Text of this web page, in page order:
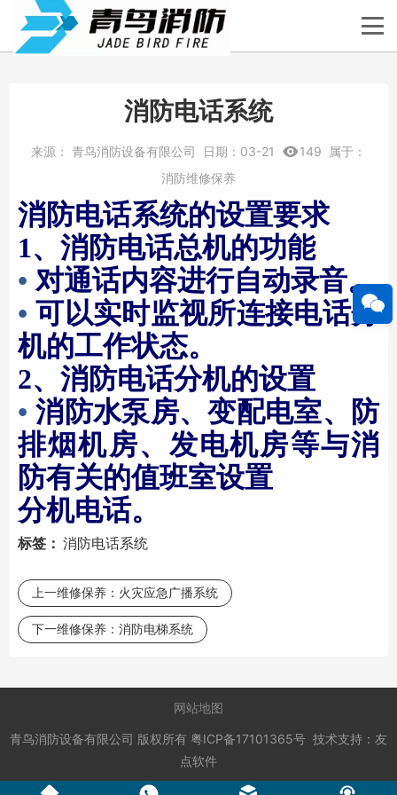
消防电话系统
来源： 青鸟消防设备有限公司 日期： 03-21 149
属于：
消防维修保养
消防电话系统的设置要求
1、消防电话总机的功能
• 对通话内容进行自动录音。
•可以实时监视所连接电话分
机的工作状态。
2、消防电话分机的设置
•消防水泵房、变配电室、防
排烟机房、发电机房等与消
防有关的值班室设置
分机电话。
标签： 消防电话系统
上一维修保养： 火灾应急广播系统
下一维修保养： 消防电梯系统
网站地图
青鸟消防设备有限公司 版权所有 粤ICP备17101365号 技术支持： 友
点软件